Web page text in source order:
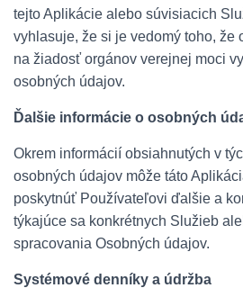
tejto Aplikácie alebo súvisiacich
vyhlasuje, že si je vedomý toho, že
na žiadosť orgánov verejnej moci
osobných údajov.
Ďalšie informácie o osobných
Okrem informácií obsiahnutých v
osobných údajov môže táto
poskytnúť Používateľovi ďalšie a
týkajúce sa konkrétnych Služieb
spracovania Osobných údajov.
Systémové denníky a údržba